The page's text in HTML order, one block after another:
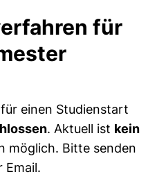
für
einen Studienstart
. Aktuell ist kein
möglich. Bitte senden
Email.